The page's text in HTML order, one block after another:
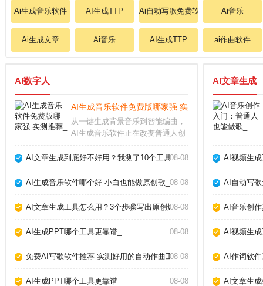
Ai生成音乐软件 AI生成TTP Ai自动写歌免费软件 Ai音乐
Ai生成文章 Ai音乐 AI生成TTP ai作曲软件
AI数字人
AI生成音乐软件免费版哪家强 实测推荐_
从一键生成背景音乐到智能编曲，
AI生成音乐软件正在改变普通人创
作者、游戏开发者还是音乐爱好
版税的原创配乐。但面对市面上层
AI文章生成到底好不好用？我测了10个工具告诉你真相_
08-08
AI生成音乐软件哪个好 小白也能做原创歌_ 08-08
AI文章生成工具怎么用？3个步骤写出原创爆款_
08-08
AI生成PPT哪个工具更靠谱_ 08-08
免费AI写歌软件推荐 实测好用的自动作曲工具_
08-08
AI生成PPT哪个工具更靠谱_ 08-08
AI文章生成
AI视频生
AI自动写
AI音乐创
AI视频生
AI作词软
AI文章生